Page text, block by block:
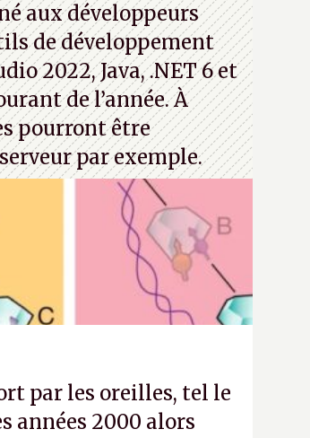
aux développeurs
de développement
2022, Java, .NET 6 et
de l’année. À
pourront être
par exemple.
par les oreilles, tel le
années 2000 alors